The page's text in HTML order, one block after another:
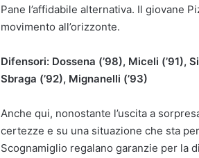
Pane l’affidabile alternativa. Il giovane
movimento all’orizzonte.
Difensori: Dossena (’98), Miceli (’91),
Sbraga (’92), Mignanelli (’93)
Anche qui, nonostante l’uscita a
certezze e su una situazione che sta
Scognamiglio regalano garanzie per la